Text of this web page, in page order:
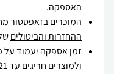
האספקה.
המוכרים בזאפסטור
ההחזרות והביטולים
זמן אספקה יעמוד על מקס' 7 ימי עסקים
ולמוצרים חריגים עד 21 ימי עסקים .